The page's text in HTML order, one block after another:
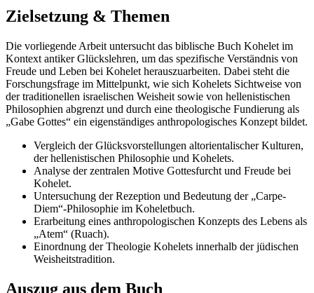
Zielsetzung & Themen
Die vorliegende Arbeit untersucht das biblische Buch Kohelet im
Kontext antiker Glückslehren, um das spezifische Verständnis von
Freude und Leben bei Kohelet herauszuarbeiten. Dabei steht die
Forschungsfrage im Mittelpunkt, wie sich Kohelets Sichtweise von
der traditionellen israelischen Weisheit sowie von hellenistischen
Philosophien abgrenzt und durch eine theologische Fundierung als
„Gabe Gottes“ ein eigenständiges anthropologisches Konzept bildet.
Vergleich der Glücksvorstellungen altorientalischer Kulturen,
der hellenistischen Philosophie und Kohelets.
Analyse der zentralen Motive Gottesfurcht und Freude bei
Kohelet.
Untersuchung der Rezeption und Bedeutung der „Carpe-
Diem“-Philosophie im Koheletbuch.
Erarbeitung eines anthropologischen Konzepts des Lebens als
„Atem“ (Ruach).
Einordnung der Theologie Kohelets innerhalb der jüdischen
Weisheitstradition.
Auszug aus dem Buch